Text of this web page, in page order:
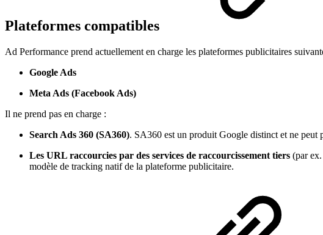
Plateformes compatibles
Ad Performance prend actuellement en charge les plateformes publicitaires
Google Ads
Meta Ads (Facebook Ads)
Il ne prend pas en charge :
Search Ads 360 (SA360). SA360 est un produit Google distinct et ne peut
Les URL raccourcies par des services de raccourcissement tiers (par ex.
modèle de tracking natif de la plateforme publicitaire.